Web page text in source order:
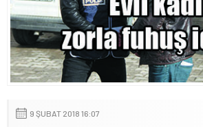
9 ŞUBAT 2018 16:07